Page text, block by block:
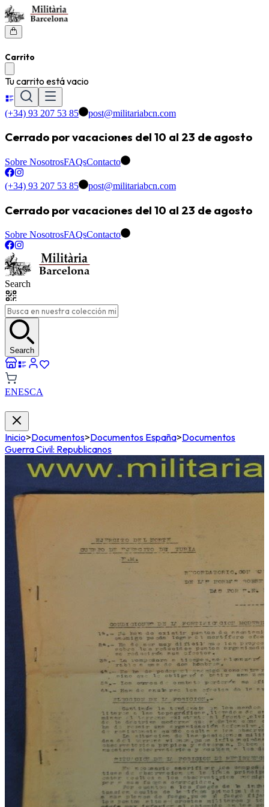
Carrito
Tu carrito está vacio
(+34) 93 207 53 85 post@militariabcn.com
Cerrado por vacaciones del 10 al 23 de agosto
Sobre NosotrosFAQsContacto
(+34) 93 207 53 85 post@militariabcn.com
Cerrado por vacaciones del 10 al 23 de agosto
Sobre NosotrosFAQsContacto
Search
Search
ENESCA
Inicio>Documentos>Documentos España>Documentos
Guerra Civil: Republicanos